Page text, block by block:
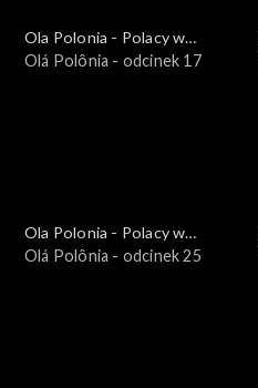
Ola Polonia - Polacy w
Brazylii i Ameryce
Olá Polônia - odcinek 17
Ola Polonia - Polacy w
Brazylii i Ameryce
Olá Polônia - odcinek 25